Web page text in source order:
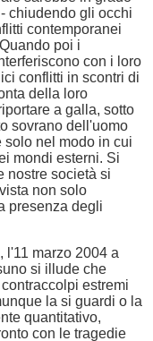
chiudendo gli occhi
contemporanei
poi i
con i loro
conflitti in scontri di
della loro
a galla, sotto
sovrano dell'uomo
solo nel modo in cui
mondi esterni. Si
nostre società si
non solo
presenza degli
l'11 marzo 2004 a
si illude che
estremi
la si guardi o la
quantitativo,
con le tragedie